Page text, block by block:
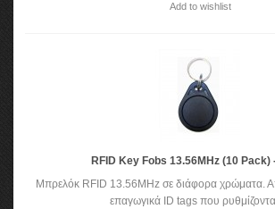
Add to wishlist
RFID Key Fobs 13.56MHz (10 Pack)
Μπρελόκ RFID 13.56MHz σε διάφορα χρώματα.
επαγωγικά ID tags που